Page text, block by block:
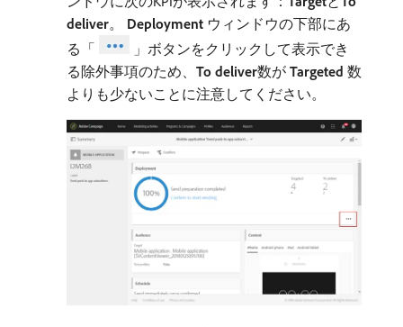
deliver。 Deployment ウィンドウの下部にあ
る「
」ボタンをクリックして表示でき
る除外事項のため、 To deliver​数が​ Targeted ​数
よりも少ないことに注意してください。